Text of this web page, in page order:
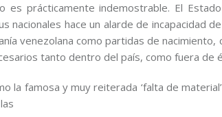
es prácticamente indemostrable. El
nacionales hace un alarde de incapacidad
venezolana como partidas de
tanto dentro del país, como fuera de
la famosa y muy reiterada ‘falta de